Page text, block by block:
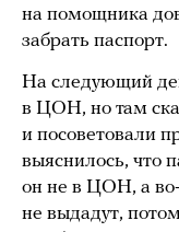
на помощника
забрать паспорт.
На следующий
в ЦОН, но там
и посоветовали
выяснилось, что
он не в ЦОН, а
не выдадут,